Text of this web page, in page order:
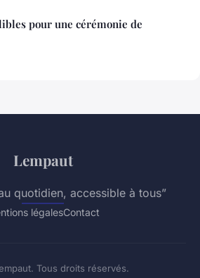
pour une cérémonie de
Lempaut
quotidien, accessible à tous”
légalesContact
Tous droits réservés.